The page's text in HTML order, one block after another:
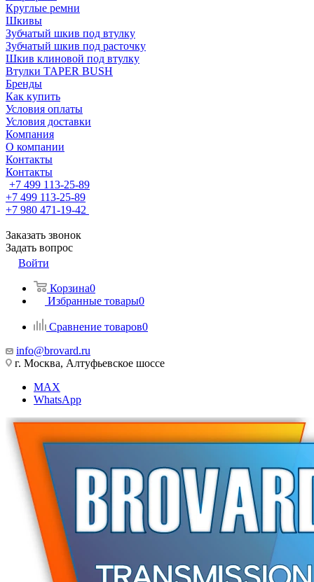
Круглые ремни
Шкивы
Зубчатый шкив под втулку
Зубчатый шкив под расточку
Шкив клиновой под втулку
Втулки TAPER BUSH
Бренды
Как купить
Условия оплаты
Условия доставки
Компания
О компании
Контакты
Контакты
+7 499 113-25-89
+7 499 113-25-89
+7 980 471-19-42
Заказать звонок
Задать вопрос
Войти
Корзина0
Избранные товары0
Сравнение товаров0
info@brovard.ru
г. Москва, Алтуфьевское шоссе
MAX
WhatsApp